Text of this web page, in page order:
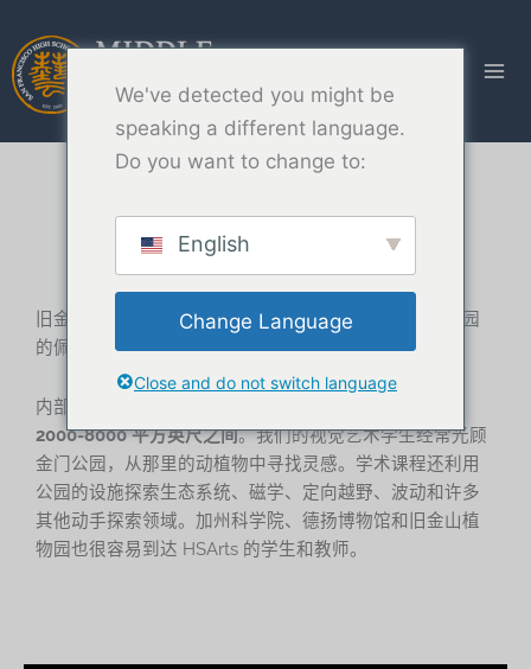
内
容
我们的位置
旧金山艺术高中位于旧金山市中心。我们位于斯坦尼公园
的佩吉街，对面就是金门公园美丽的樱花树。
内部
2000-8000 平方英尺之间。我们的视觉艺术学生经常光顾
金门公园，从那里的动植物中寻找灵感。学术课程还利用
公园的设施探索生态系统、磁学、定向越野、波动和许多
其他动手探索领域。加州科学院、德扬博物馆和旧金山植
物园也很容易到达 HSArts 的学生和教师。
We've detected you might be
speaking a different language.
Do you want to change to:
English
Change Language
Close and do not switch language